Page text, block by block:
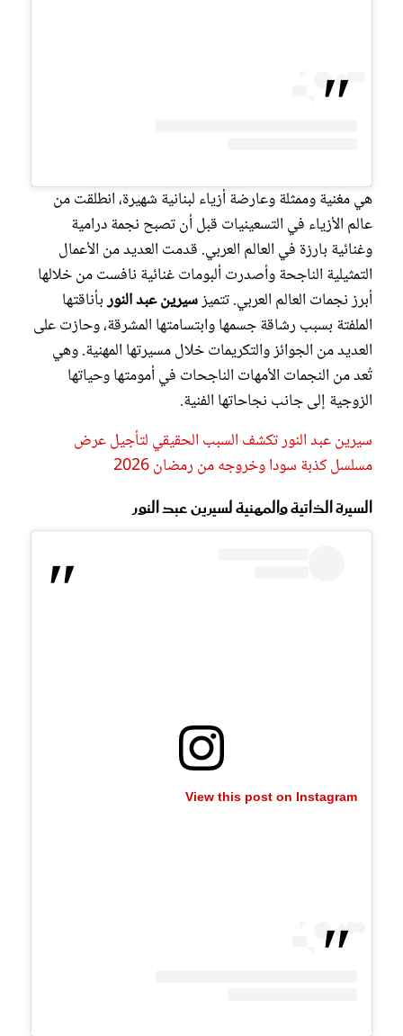
هي مغنية وممثلة وعارضة أزياء لبنانية شهيرة، انطلقت من
عالم الأزياء في التسعينيات قبل أن تصبح نجمة درامية
وغنائية بارزة في العالم العربي. قدمت العديد من الأعمال
التمثيلية الناجحة وأصدرت ألبومات غنائية نافست من خلالها
أبرز نجمات العالم العربي. تتميزسيرينعبد النوربأناقتها
الملفتة بسبب رشاقة جسمها وابتسامتها المشرقة، وحازت على
العديد من الجوائز والتكريمات خلال مسيرتها المهنية. وهي
تُعد من النجمات الأمهات الناجحات في أمومتها وحياتها
الزوجية إلى جانب نجاحاتها الفنية.
سيرين عبد النور تكشف السبب الحقيقي لتأجيل عرض
مسلسل كذبة سودا وخروجه من رمضان 2026‏
السيرة الذاتية والمهنية لسيرين عبد النور
View this post on Instagram